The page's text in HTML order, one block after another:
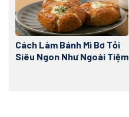
Cách Làm Bánh Mì Bơ Tỏi
Siêu Ngon Như Ngoài Tiệm